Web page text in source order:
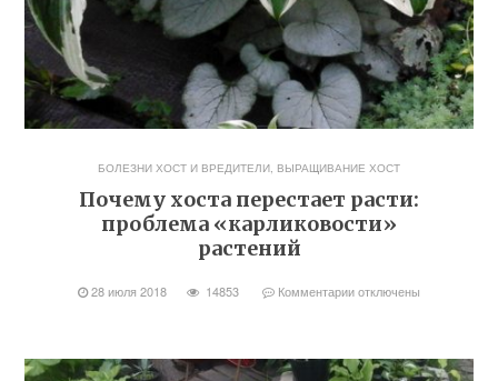
БОЛЕЗНИ ХОСТ И ВРЕДИТЕЛИ, ВЫРАЩИВАНИЕ ХОСТ
Почему хоста перестает расти:
проблема «карликовости»
растений
28 июля 2018 14853 Комментарииотключены